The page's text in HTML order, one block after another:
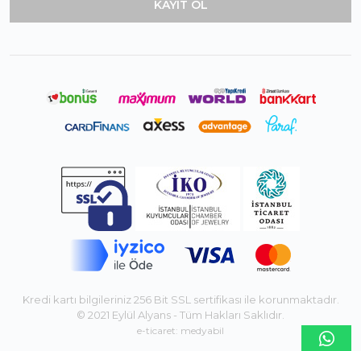
Kredi kartı bilgileriniz 256 Bit SSL sertifikası ile korunmaktadır.
© 2021 Eylül Alyans - Tüm Hakları Saklıdır.
e-ticaret: medyabil